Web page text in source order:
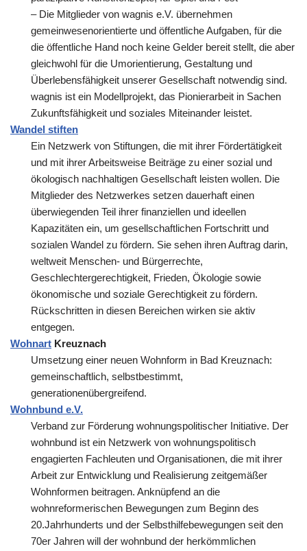
– Die Mitglieder von wagnis e.V. übernehmen
gemeinwesenorientierte und öffentliche Aufgaben, für die
die öffentliche Hand noch keine Gelder bereit stellt, die aber
gleichwohl für die Umorientierung, Gestaltung und
Überlebensfähigkeit unserer Gesellschaft notwendig sind.
wagnis ist ein Modellprojekt, das Pionierarbeit in Sachen
Zukunftsfähigkeit und soziales Miteinander leistet.
Wandel stiften
Ein Netzwerk von Stiftungen, die mit ihrer Fördertätigkeit
und mit ihrer Arbeitsweise Beiträge zu einer sozial und
ökologisch nachhaltigen Gesellschaft leisten wollen. Die
Mitglieder des Netzwerkes setzen dauerhaft einen
überwiegenden Teil ihrer finanziellen und ideellen
Kapazitäten ein, um gesellschaftlichen Fortschritt und
sozialen Wandel zu fördern. Sie sehen ihren Auftrag darin,
weltweit Menschen- und Bürgerrechte,
Geschlechtergerechtigkeit, Frieden, Ökologie sowie
ökonomische und soziale Gerechtigkeit zu fördern.
Rückschritten in diesen Bereichen wirken sie aktiv
entgegen.
Wohnart Kreuznach
Umsetzung einer neuen Wohnform in Bad Kreuznach:
gemeinschaftlich, selbstbestimmt,
generationenübergreifend.
Wohnbund e.V.
Verband zur Förderung wohnungspolitischer Initiative. Der
wohnbund ist ein Netzwerk von wohnungspolitisch
engagierten Fachleuten und Organisationen, die mit ihrer
Arbeit zur Entwicklung und Realisierung zeitgemäßer
Wohnformen beitragen. Anknüpfend an die
wohnreformerischen Bewegungen zum Beginn des
20.Jahrhunderts und der Selbsthilfebewegungen seit den
70er Jahren will der wohnbund der herkömmlichen